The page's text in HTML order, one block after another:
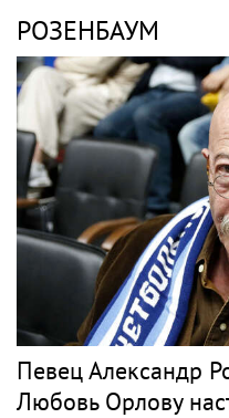
РОЗЕНБАУМ
Певец Александр
Любовь Орлову